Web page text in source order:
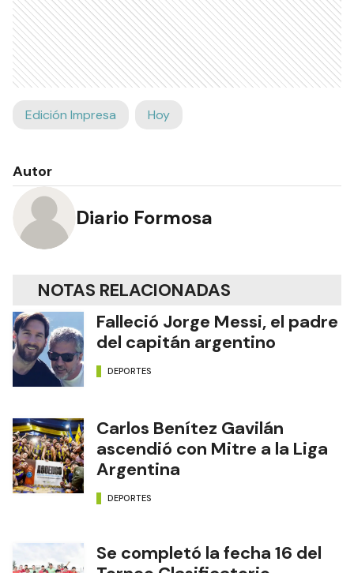
Edición Impresa Hoy
Autor
Diario Formosa
NOTAS RELACIONADAS
Falleció Jorge Messi, el padre
del capitán argentino
DEPORTES
Carlos Benítez Gavilán
ascendió con Mitre a la Liga
Argentina
DEPORTES
Se completó la fecha 16 del